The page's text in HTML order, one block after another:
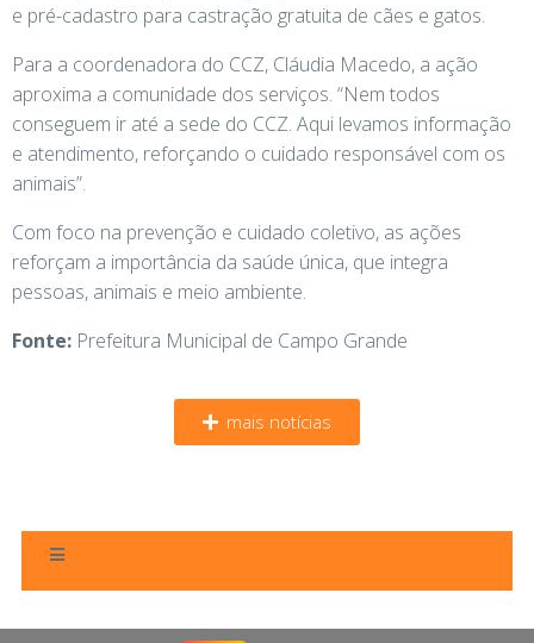
e pré-cadastro para castração gratuita de cães e gatos.
Para a coordenadora do CCZ, Cláudia Macedo, a ação
aproxima a comunidade dos serviços. “Nem todos
conseguem ir até a sede do CCZ. Aqui levamos informação
e atendimento, reforçando o cuidado responsável com os
animais”.
Com foco na prevenção e cuidado coletivo, as ações
reforçam a importância da saúde única, que integra
pessoas, animais e meio ambiente.
Fonte: Prefeitura Municipal de Campo Grande
mais notícias